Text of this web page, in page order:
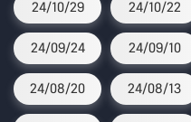
24/10/29 24/10/22
24/09/24 24/09/10
24/08/20 24/08/13